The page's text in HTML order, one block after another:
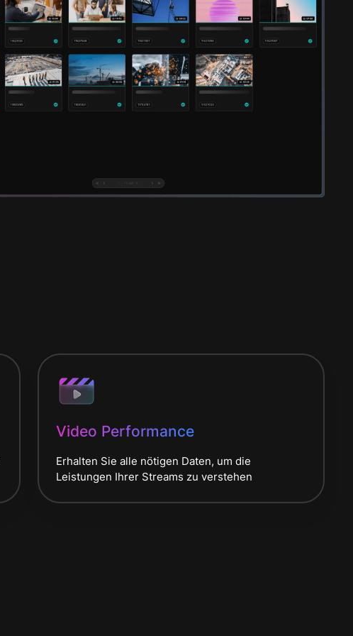
Video Performance
Erhalten Sie alle nötigen Daten, um die
Leistungen Ihrer Streams zu verstehen